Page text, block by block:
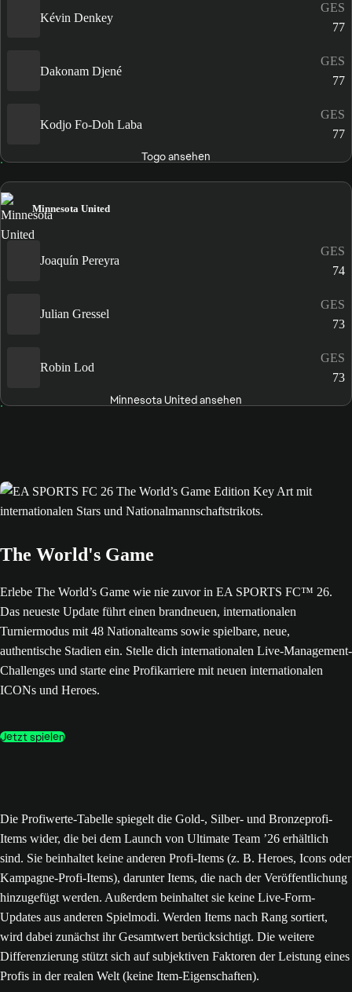
Kévin Denkey
GES
77
Dakonam Djené
GES
77
Kodjo Fo-Doh Laba
GES
77
Togo ansehen
Minnesota United
Joaquín Pereyra
GES
74
Julian Gressel
GES
73
Robin Lod
GES
73
Minnesota United ansehen
The World's Game
Erlebe The World’s Game wie nie zuvor in EA SPORTS FC™ 26.
Das neueste Update führt einen brandneuen, internationalen
Turniermodus mit 48 Nationalteams sowie spielbare, neue,
authentische Stadien ein. Stelle dich internationalen Live-Management-
Challenges und starte eine Profikarriere mit neuen internationalen
ICONs und Heroes.
Jetzt spielen
Die Profiwerte-Tabelle spiegelt die Gold-, Silber- und Bronzeprofi-
Items wider, die bei dem Launch von Ultimate Team ’26 erhältlich
sind. Sie beinhaltet keine anderen Profi-Items (z. B. Heroes, Icons oder
Kampagne-Profi-Items), darunter Items, die nach der Veröffentlichung
hinzugefügt werden. Außerdem beinhaltet sie keine Live-Form-
Updates aus anderen Spielmodi. Werden Items nach Rang sortiert,
wird dabei zunächst ihr Gesamtwert berücksichtigt. Die weitere
Differenzierung stützt sich auf subjektiven Faktoren der Leistung eines
Profis in der realen Welt (keine Item-Eigenschaften).